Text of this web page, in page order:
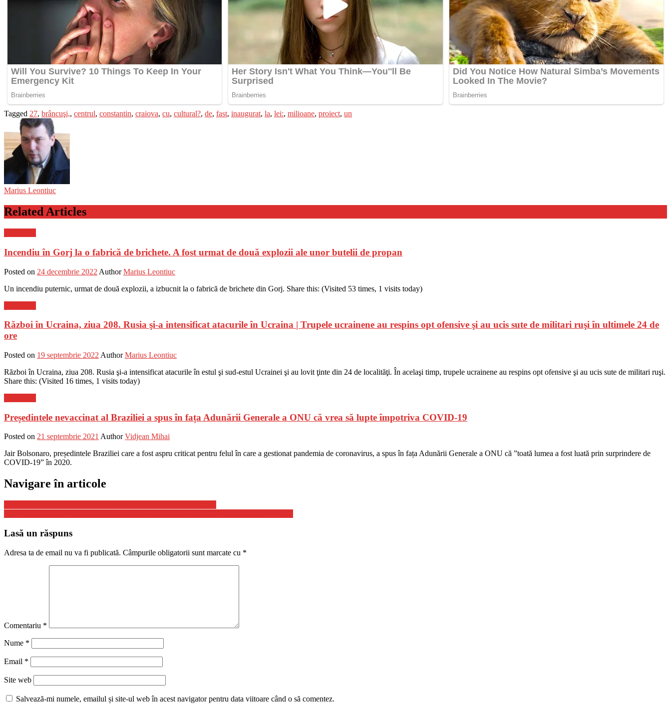
Tagged 27, brâncuşi,, centrul, constantin, craiova, cu, cultural?, de, fast, inaugurat, la, lei:, milioane, proiect, un
Marius Leontiuc
Related Articles
Incendiu în Gorj la o fabrică de brichete. A fost urmat de două explozii ale unor butelii de propan
Posted on 24 decembrie 2022 Author Marius Leontiuc
Un incendiu puternic, urmat de două explozii, a izbucnit la o fabrică de brichete din Gorj. Share this: (Visited 53 times, 1 visits today)
Război în Ucraina, ziua 208. Rusia şi-a intensificat atacurile în Ucraina | Trupele ucrainene au respins opt ofensive şi au ucis sute de militari ruşi în ultimele 24 de
ore
Posted on 19 septembrie 2022 Author Marius Leontiuc
Război în Ucraina, ziua 208. Rusia şi-a intensificat atacurile în estul şi sud-estul Ucrainei şi au lovit ţinte din 24 de localităţi. În acelaşi timp, trupele ucrainene au respins opt ofensive şi au ucis sute de militari ruşi.
Share this: (Visited 16 times, 1 visits today)
Președintele nevaccinat al Braziliei a spus în fața Adunării Generale a ONU că vrea să lupte împotriva COVID-19
Posted on 21 septembrie 2021 Author Vidjean Mihai
Jair Bolsonaro, președintele Braziliei care a fost aspru criticat pentru felul în care a gestionat pandemia de coronavirus, a spus în fața Adunării Generale a ONU că ”toată lumea a fost luată prin surprindere de
COVID-19” în 2020.
Navigare în articole
Lasă un răspuns
Adresa ta de email nu va fi publicată. Câmpurile obligatorii sunt marcate cu *
Comentariu *
Nume *
Email *
Site web
Salvează-mi numele, emailul și site-ul web în acest navigator pentru data viitoare când o să comentez.